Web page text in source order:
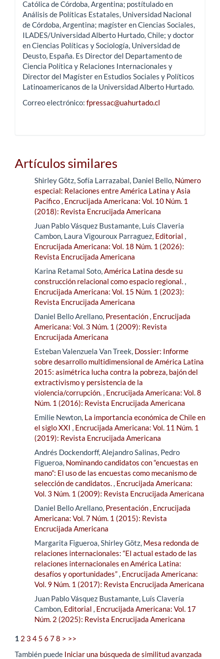
Católica de Córdoba, Argentina; postítulado en
Análisis de Políticas Estatales, Universidad Nacional
de Córdoba, Argentina; magíster en Ciencias Sociales,
ILADES/Universidad Alberto Hurtado, Chile; y doctor
en Ciencias Políticas y Sociología, Universidad de
Deusto, España. Es Director del Departamento de
Ciencia Política y Relaciones Internacionales y
Director del Magíster en Estudios Sociales y Políticos
Latinoamericanos de la Universidad Alberto Hurtado.
Correo electrónico: fpressac@uahurtado.cl
Artículos similares
Shirley Götz, Sofía Larrazabal, Daniel Bello, Número
especial: Relaciones entre América Latina y Asia
Pacífico, Encrucijada Americana: Vol. 10 Núm. 1
(2018): Revista Encrucijada Americana
Juan Pablo Vásquez Bustamante, Luis Claveria
Cambon, Laura Vigouroux Parraguez, Editorial ,
Encrucijada Americana: Vol. 18 Núm. 1 (2026):
Revista Encrucijada Americana
Karina Retamal Soto,América Latina desde su
construcción relacional como espacio regional.,
Encrucijada Americana: Vol. 15 Núm. 1 (2023):
Revista Encrucijada Americana
Daniel Bello Arellano, Presentación, Encrucijada
Americana: Vol. 3 Núm. 1 (2009): Revista
Encrucijada Americana
Esteban Valenzuela Van Treek, Dossier: Informe
sobre desarrollo multidimensional de América Latina
2015: asimétrica lucha contra la pobreza, bajón del
extractivismo y persistencia de la
violencia/corrupción., Encrucijada Americana: Vol. 8
Núm. 1 (2016): Revista Encrucijada Americana
Emilie Newton, La importancia económica de Chile en
el siglo XXI , Encrucijada Americana: Vol. 11 Núm. 1
(2019): Revista Encrucijada Americana
Andrés Dockendorff, Alejandro Salinas, Pedro
Figueroa, Nominando candidatos con “encuestas en
mano”: El uso de las encuestas como mecanismo de
selección de candidatos., Encrucijada Americana:
Vol. 3 Núm. 1 (2009): Revista Encrucijada Americana
Daniel Bello Arellano, Presentación, Encrucijada
Americana: Vol. 7 Núm. 1 (2015): Revista
Encrucijada Americana
Margarita Figueroa, Shirley Götz, Mesa redonda de
relaciones internacionales: “El actual estado de las
relaciones internacionales en América Latina:
desafíos y oportunidades”, Encrucijada Americana:
Vol. 9 Núm. 1 (2017): Revista Encrucijada Americana
Juan Pablo Vásquez Bustamante, Luís Clavería
Cambon, Editorial , Encrucijada Americana: Vol. 17
Núm. 2 (2025): Revista Encrucijada Americana
1 2 3 4 5 6 78 > >>
También puede Iniciar una búsqueda de similitud avanzada